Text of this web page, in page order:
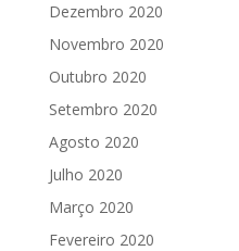
Dezembro 2020
Novembro 2020
Outubro 2020
Setembro 2020
Agosto 2020
Julho 2020
Março 2020
Fevereiro 2020